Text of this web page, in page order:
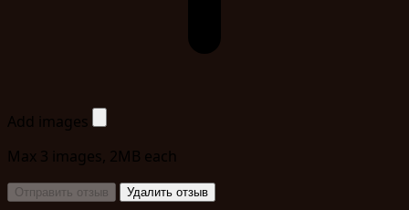
Add images
Max 3 images, 2MB each
Отправить отзыв Удалить отзыв